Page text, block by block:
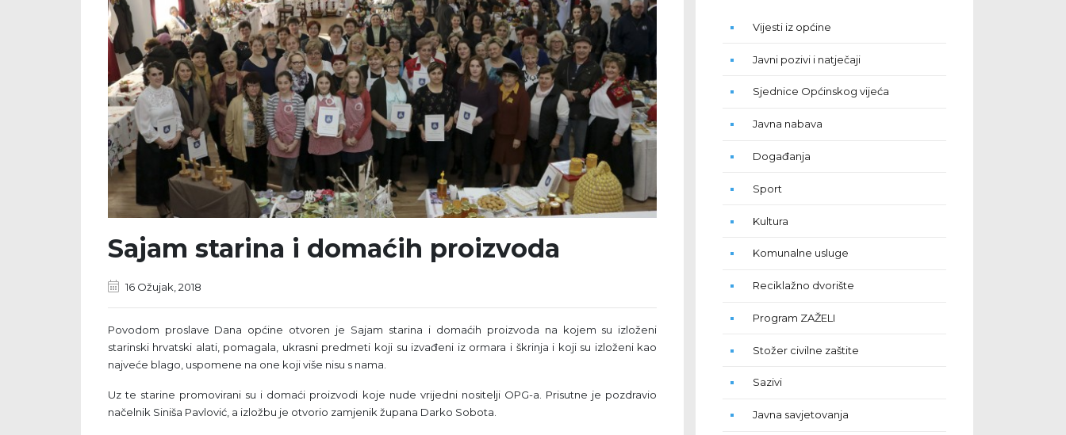
Sajam starina i domaćih proizvoda
16 Ožujak, 2018
Povodom proslave Dana općine otvoren je Sajam starina i domaćih proizvoda na kojem su izloženi
starinski hrvatski alati, pomagala, ukrasni predmeti koji su izvađeni iz ormara i škrinja i koji su izloženi kao
najveće blago, uspomene na one koji više nisu s nama.
Uz te starine promovirani su i domaći proizvodi koje nude vrijedni nositelji OPG-a. Prisutne je pozdravio
načelnik Siniša Pavlović, a izložbu je otvorio zamjenik župana Darko Sobota.
Vijesti iz općine
Javni pozivi i natječaji
Sjednice Općinskog vijeća
Javna nabava
Događanja
Sport
Kultura
Komunalne usluge
Reciklažno dvorište
Program ZAŽELI
Stožer civilne zaštite
Sazivi
Javna savjetovanja